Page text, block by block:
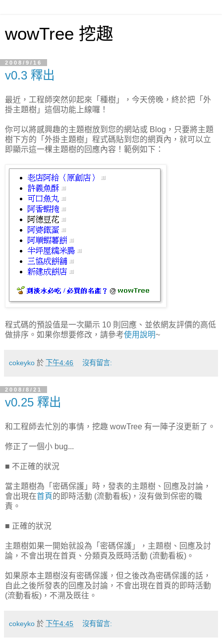
wowTree 挖趣
2008/9/16
v0.3 釋出
最近，工程師突然卯起來「種樹」，今天傍晚，終於把「外
掛主題樹」這個功能上線囉！
你可以將感興趣的主題樹放到您的網站或 Blog，只要將主題
樹下方的「外掛主題樹」程式碼貼到您的網頁內，就可以立
即顯示這一棵主題樹的回應內容！範例如下：
程式碼的預設值是一次顯示 10 則回應、並依網友評價的高低
做排序。如果你想要修改，請參考使用說明~
cokeyko 於 下午4:46 沒有留言:
2008/8/21
v0.25 釋出
和工程師去忙別的事情，挖趣 wowTree 有一陣子沒更新了。
修正了一個小 bug...
■ 不正確的狀況
當主題樹為「密碼保護」時，發表的主題樹、回應及討論，
會出現在首頁的即時活動 (流動看板)，沒有做到保密的職
責。
■ 正確的狀況
主題樹如果一開始就設為「密碼保護」，主題樹、回應及討
論，不會出現在首頁、分類頁及既時活動 (流動看板)。
如果原本主題樹沒有密碼保護，但之後改為密碼保護的話，
自此之後所發表的回應及討論，不會出現在首頁的即時活動
(流動看板)，不溯及既往。
cokeyko 於 下午4:45 沒有留言: